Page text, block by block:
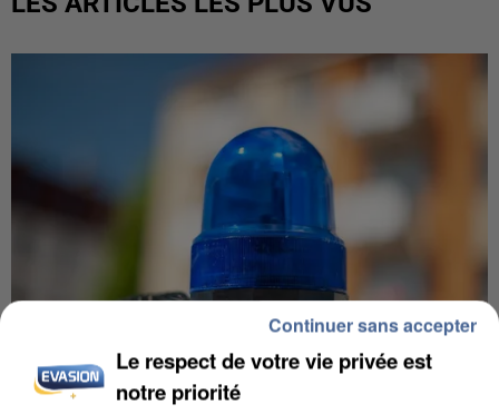
Le respect de votre vie privée est
notre priorité
Continuer sans accepter